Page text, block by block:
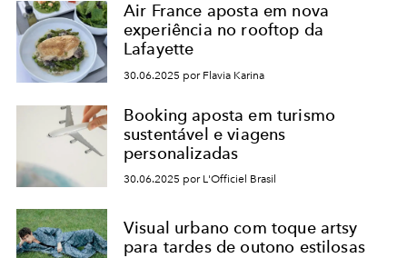
Air France aposta em nova
experiência no rooftop da
Lafayette
30.06.2025 por Flavia Karina
Booking aposta em turismo
sustentável e viagens
personalizadas
30.06.2025 por L'Officiel Brasil
Visual urbano com toque artsy
para tardes de outono estilosas